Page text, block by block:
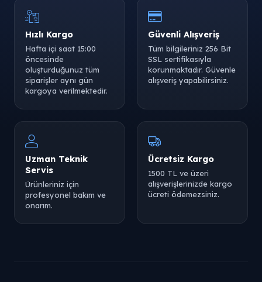
Hızlı Kargo
Hafta içi saat 15:00
öncesinde
oluşturduğunuz tüm
siparişler aynı gün
kargoya verilmektedir.
Güvenli Alışveriş
Tüm bilgileriniz 256 Bit
SSL sertifikasıyla
korunmaktadır. Güvenle
alışveriş yapabilirsiniz.
Uzman Teknik
Servis
Ürünleriniz için
profesyonel bakım ve
onarım.
Ücretsiz Kargo
1500 TL ve üzeri
alışverişlerinizde kargo
ücreti ödemezsiniz.